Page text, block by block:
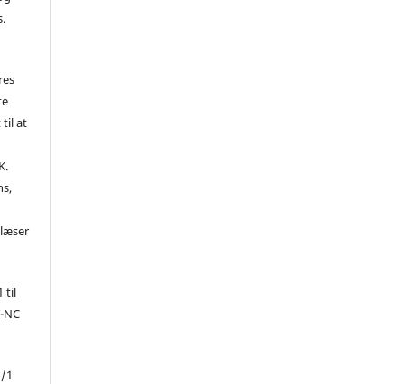
til at
til
NC
1